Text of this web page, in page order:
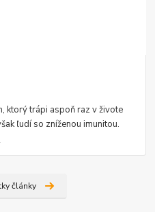
ktorý trápi aspoň raz v živote
ľudí so zníženou imunitou.
články